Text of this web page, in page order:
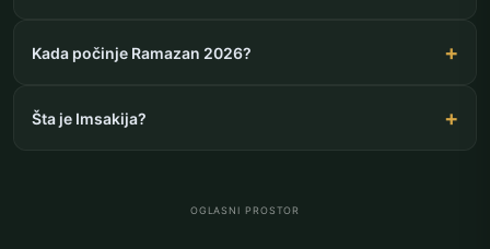
Kada počinje Ramazan 2026?
Šta je Imsakija?
OGLASNI PROSTOR